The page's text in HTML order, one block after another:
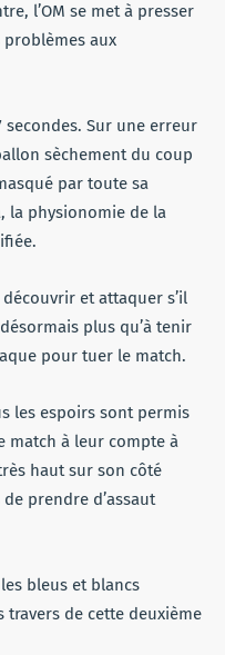
l’OM se met à presser
aux
Sur une erreur
sèchement du coup
par toute sa
la physionomie de la
et attaquer s’il
plus qu’à tenir
pour tuer le match.
les espoirs sont permis
match à leur compte à
haut sur son côté
prendre d’assaut
bleus et blancs
de cette deuxième